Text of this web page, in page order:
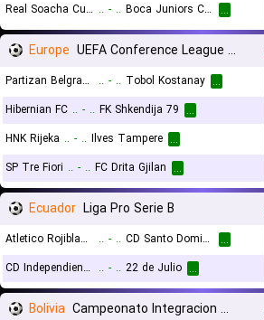
Real Soacha Cundinamarca .. - .. Boca Juniors Cali ...
Europe UEFA Conference League Qualification
Partizan Belgrade .. - .. Tobol Kostanay ...
Hibernian FC .. - .. FK Shkendija 79 ...
HNK Rijeka .. - .. Ilves Tampere ...
SP Tre Fiori .. - .. FC Drita Gjilan ...
Ecuador Liga Pro Serie B
Atletico Rojiblanco .. - .. CD Santo Domingo ...
CD Independiente Juniors .. - .. 22 de Julio ...
Bolivia Campeonato Integracion Women